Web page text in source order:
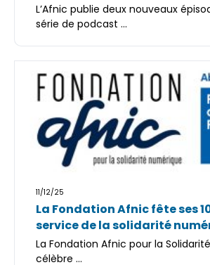
L’Afnic publie deux nouveaux
série de podcast ...
11/12/25
La Fondation Afnic fête ses
service de la solidarité
La Fondation Afnic pour la
célèbre ...